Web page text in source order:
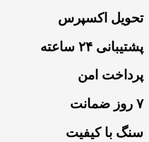
تحویل اکسپرس
پشتیبانی ۲۴ ساعته
پرداخت امن
۷ روز ضمانت
سنگ با کیفیت